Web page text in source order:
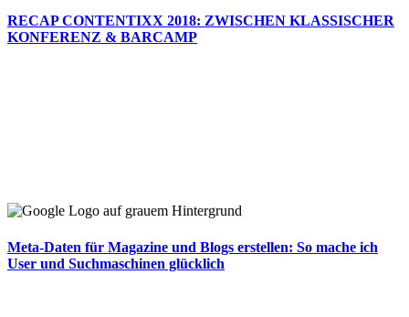
RECAP CONTENTIXX 2018: ZWISCHEN KLASSISCHER
KONFERENZ & BARCAMP
Meta-Daten für Magazine und Blogs erstellen: So mache ich
User und Suchmaschinen glücklich